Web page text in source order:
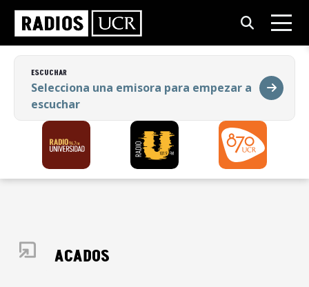
ESCUCHAR
Selecciona una emisora para empezar a
escuchar
ESCUCHAR
Selecciona una emisora para empezar a
escuchar
DESTACADOS